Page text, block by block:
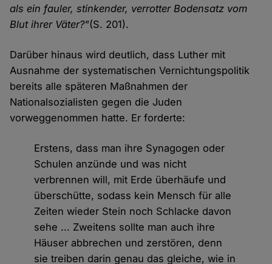
als ein fauler, stinkender, verrotter Bodensatz vom
Blut ihrer Väter?"(S. 201).
Darüber hinaus wird deutlich, dass Luther mit
Ausnahme der systematischen Vernichtungspolitik
bereits alle späteren Maßnahmen der
Nationalsozialisten gegen die Juden
vorweggenommen hatte. Er forderte:
Erstens, dass man ihre Synagogen oder
Schulen anzünde und was nicht
verbrennen will, mit Erde überhäufe und
überschütte, sodass kein Mensch für alle
Zeiten wieder Stein noch Schlacke davon
sehe ... Zweitens sollte man auch ihre
Häuser abbrechen und zerstören, denn
sie treiben darin genau das gleiche, wie in